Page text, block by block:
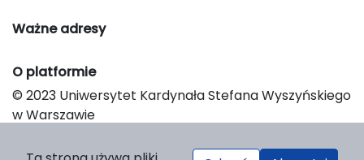
Ważne adresy
O platformie
© 2023 Uniwersytet Kardynała Stefana Wyszyńskiego
w Warszawie
Platform & Workflow by OJS/PKP